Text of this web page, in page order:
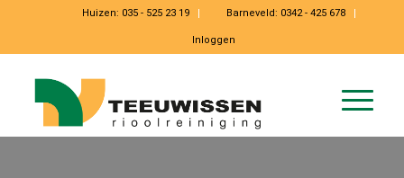
Huizen: 035 - 525 23 19 Barneveld: 0342 - 425 678
Inloggen